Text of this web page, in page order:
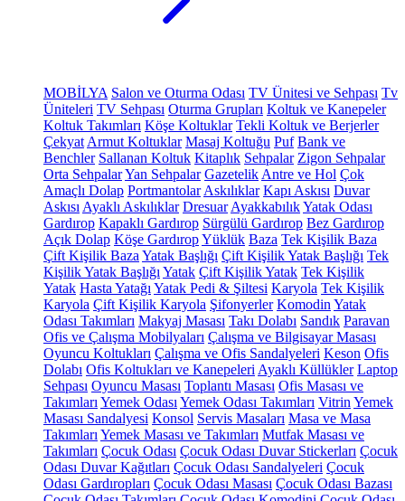
MOBİLYA Salon ve Oturma Odası TV Ünitesi ve Sehpası Tv
Üniteleri TV Sehpası Oturma Grupları Koltuk ve Kanepeler
Koltuk Takımları Köşe Koltuklar Tekli Koltuk ve Berjerler
Çekyat Armut Koltuklar Masaj Koltuğu Puf Bank ve
Benchler Sallanan Koltuk Kitaplık Sehpalar Zigon Sehpalar
Orta SehpalarYan Sehpalar Gazetelik Antre ve Hol Çok
Amaçlı Dolap Portmantolar Askılıklar Kapı Askısı Duvar
Askısı Ayaklı Askılıklar Dresuar AyakkabılıkYatak Odası
Gardırop Kapaklı Gardırop Sürgülü Gardırop Bez Gardırop
Açık Dolap Köşe GardıropYüklük Baza Tek Kişilik Baza
Çift Kişilik Baza Yatak Başlığı Çift Kişilik Yatak Başlığı Tek
Kişilik Yatak Başlığı Yatak Çift Kişilik Yatak Tek Kişilik
Yatak Hasta Yatağı Yatak Pedi & Şiltesi Karyola Tek Kişilik
Karyola Çift Kişilik Karyola Şifonyerler Komodin Yatak
Odası Takımları Makyaj Masası Takı Dolabı Sandık Paravan
Ofis ve Çalışma Mobilyaları Çalışma ve Bilgisayar Masası
Oyuncu Koltukları Çalışma ve Ofis Sandalyeleri Keson Ofis
Dolabı Ofis Koltukları ve Kanepeleri Ayaklı Küllükler Laptop
Sehpası Oyuncu Masası Toplantı Masası Ofis Masası ve
Takımları Yemek Odası Yemek Odası Takımları Vitrin Yemek
Masası Sandalyesi Konsol Servis Masaları Masa ve Masa
Takımları Yemek Masası ve Takımları Mutfak Masası ve
Takımları Çocuk Odası Çocuk Odası Duvar Stickerları Çocuk
Odası Duvar Kağıtları Çocuk Odası Sandalyeleri Çocuk
Odası Gardıropları Çocuk Odası Masası Çocuk Odası Bazası